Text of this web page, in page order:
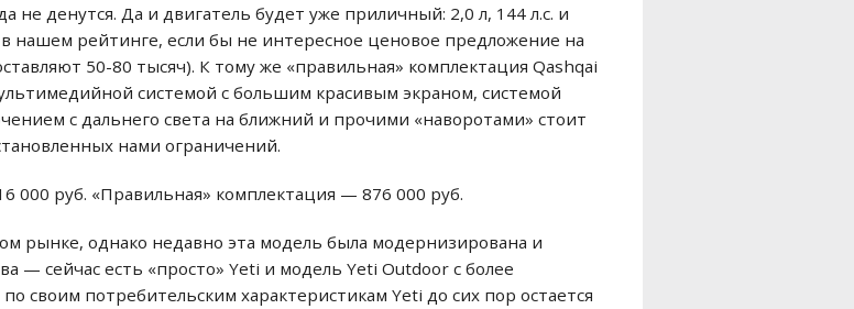
не денутся. Да и двигатель будет уже приличный: 2,0 л, 144 л.с. и
нашем рейтинге, если бы не интересное ценовое предложение на
50-80 тысяч). К тому же «правильная» комплектация Qashqai
системой с большим красивым экраном, системой
с дальнего света на ближний и прочими «наворотами» стоит
нами ограничений.
000 руб. «Правильная» комплектация — 876 000 руб.
рынке, однако недавно эта модель была модернизирована и
— сейчас есть «просто» Yeti и модель Yeti Outdoor с более
потребительским характеристикам Yeti до сих пор остается